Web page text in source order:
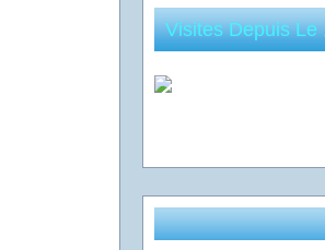
Visites Depuis Le